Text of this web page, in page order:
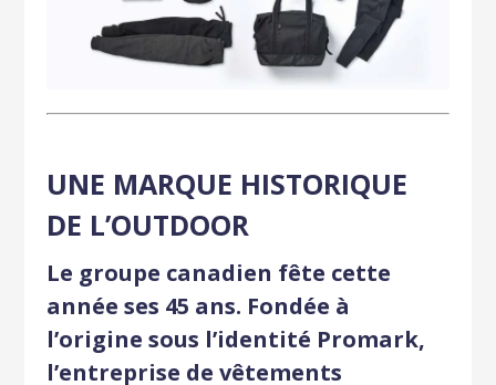
UNE MARQUE HISTORIQUE
DE L’OUTDOOR
Le groupe canadien fête cette
année ses 45 ans. Fondée à
l’origine sous l’identité Promark,
l’entreprise de vêtements